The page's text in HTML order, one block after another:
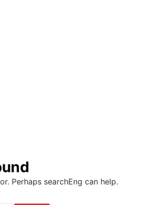
Perhaps searchEng can help.